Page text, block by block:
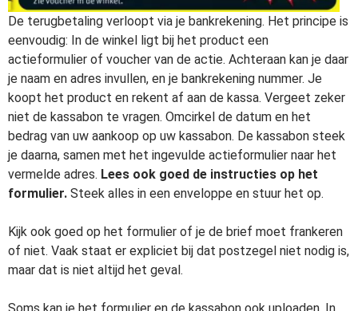
De terugbetaling verloopt via je bankrekening. Het principe is
eenvoudig: In de winkel ligt bij het product een
actieformulier of voucher van de actie. Achteraan kan je daar
je naam en adres invullen, en je bankrekening nummer. Je
koopt het product en rekent af aan de kassa. Vergeet zeker
niet de kassabon te vragen. Omcirkel de datum en het
bedrag van uw aankoop op uw kassabon. De kassabon steek
je daarna, samen met het ingevulde actieformulier naar het
vermelde adres. Lees ook goed de instructies op het
formulier. Steek alles in een enveloppe en stuur het op.
Kijk ook goed op het formulier of je de brief moet frankeren
of niet. Vaak staat er expliciet bij dat postzegel niet nodig is,
maar dat is niet altijd het geval.